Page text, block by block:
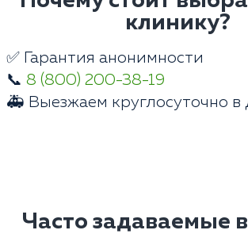
клинику?
✅ Гарантия анонимности
📞 8 (800) 200-38-19
🚑 Выезжаем круглосуточно в
Часто задаваемые